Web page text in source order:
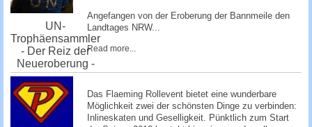
UN-
Trophäensammler
- Der Reiz der
Neueroberung -
Angefangen von der Eroberung der Bannmeile den
Landtages NRW...
Read more...
Das Flaeming Rollevent bietet eine wunderbare
Möglichkeit zwei der schönsten Dinge zu verbinden:
Inlineskaten und Geselligkeit. Pünktlich zum Start